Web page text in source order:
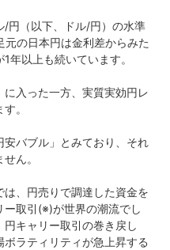
/円（以下、ドル/円）の水準
の日本円は金利差からみた
年以上も続いています。
入った一方、実質実効円レ
。
バブル」とみており、それ
ん。
は、円売りで調達した資金を
取引(※)が世界の潮流でし
キャリー取引の巻き戻し
ボラティリティが急上昇する